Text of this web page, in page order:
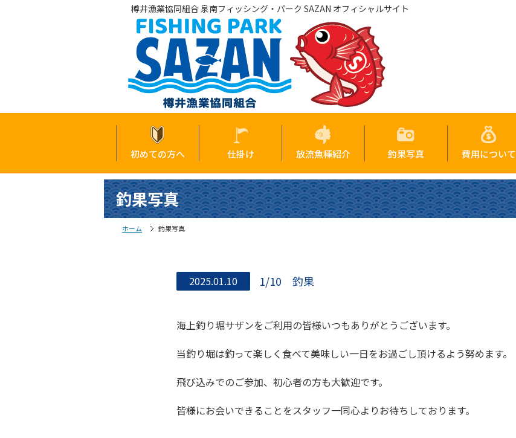
樽井漁業協同組合 泉南フィッシング・パーク SAZAN オフィシャルサイト
初めての方へ 仕掛け 放流魚種紹介 釣果写真 費用について
釣果写真
ホーム 釣果写真
2025.01.10 1/10 釣果
海上釣り堀サザンをご利用の皆様いつもありがとうございます。
当釣り堀は釣って楽しく食べて美味しい一日をお過ごし頂けるよう努めます。
飛び込みでのご参加、初心者の方も大歓迎です。
皆様にお会いできることをスタッフ一同心よりお待ちしております。